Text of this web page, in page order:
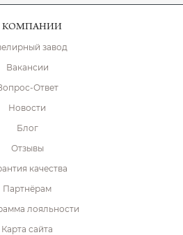
КОМПАНИИ
завод
Вакансии
Ответ
Новости
Блог
Отзывы
качества
Партнёрам
лояльности
Карта сайта